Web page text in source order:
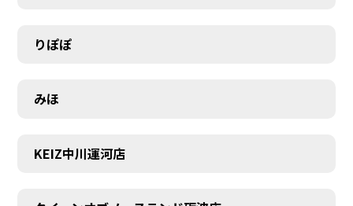
りぽぽ
みほ
KEIZ中川運河店